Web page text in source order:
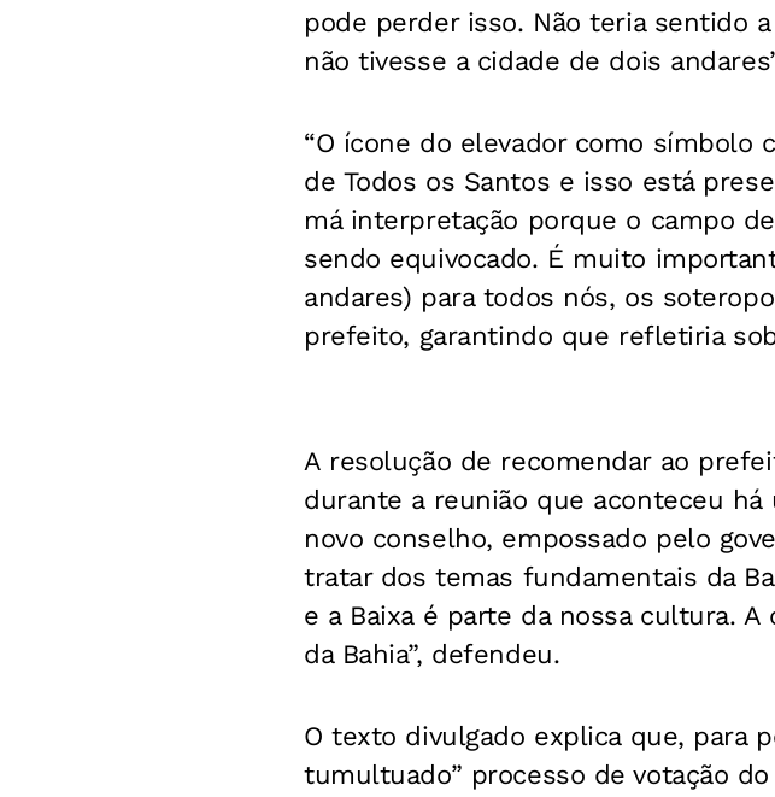
pode perder isso. Não teria sentido
não tivesse a cidade de dois
“O ícone do elevador como
de Todos os Santos e isso está
má interpretação porque o campo
sendo equivocado. É muito
andares) para todos nós, os
prefeito, garantindo que refletiria
A resolução de recomendar ao
durante a reunião que aconteceu
novo conselho, empossado pelo
tratar dos temas fundamentais da
e a Baixa é parte da nossa cultura.
da Bahia”, defendeu.
O texto divulgado explica que, para
tumultuado” processo de votação